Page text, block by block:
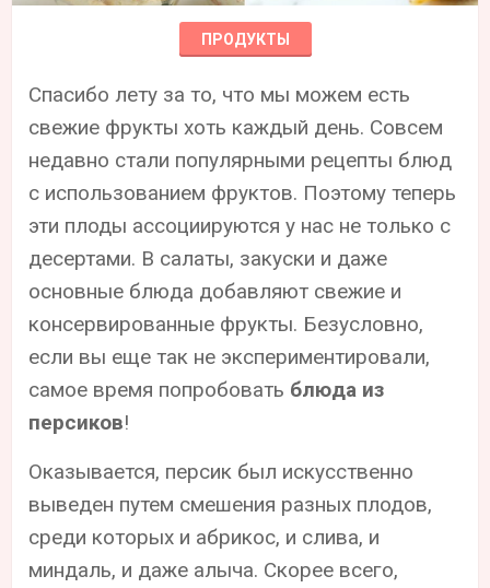
ПРОДУКТЫ
Спасибо лету за то, что мы можем есть
свежие фрукты хоть каждый день. Совсем
недавно стали популярными рецепты блюд
с использованием фруктов. Поэтому теперь
эти плоды ассоциируются у нас не только с
десертами. В салаты, закуски и даже
основные блюда добавляют свежие и
консервированные фрукты. Безусловно,
если вы еще так не экспериментировали,
самое время попробовать блюда из
персиков!
Оказывается, персик был искусственно
выведен путем смешения разных плодов,
среди которых и абрикос, и слива, и
миндаль, и даже алыча. Скорее всего,